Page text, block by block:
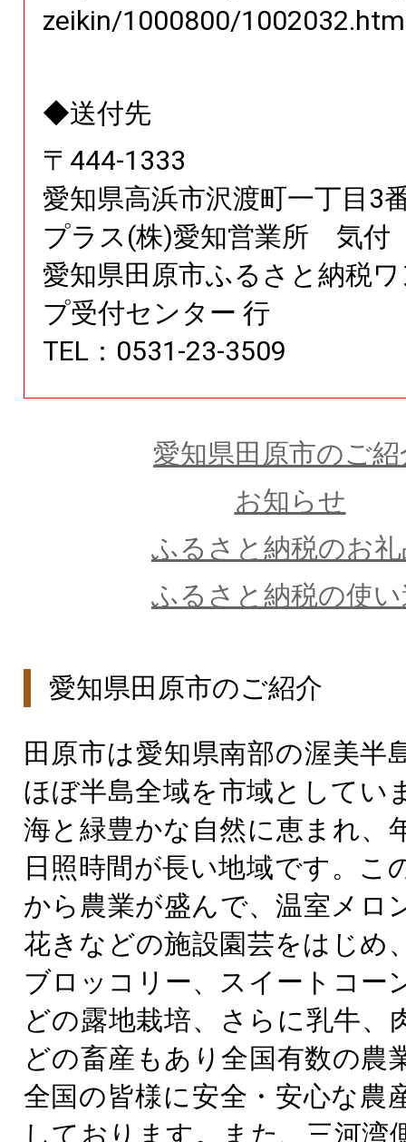
zeikin/1000800/
◆送付先
〒 444-1333
愛知県高浜市沢渡町一丁目3
プラス(株)愛知営業所 気付
愛知県田原市ふるさと納税
プ受付センター 行
TEL：0531-23-3509
愛知県田原市のご紹
お知らせ
ふるさと納税のお
ふるさと納税の使
愛知県田原市のご紹介
田原市は愛知県南部の渥美半
ほぼ半島全域を市域としてい
海と緑豊かな自然に恵まれ、
日照時間が長い地域です。こ
から農業が盛んで、温室メロ
花きなどの施設園芸をはじめ
ブロッコリー、スイートコー
どの露地栽培、さらに乳牛、
どの畜産もあり全国有数の農
全国の皆様に安全・安心な農
しております。また、三河湾